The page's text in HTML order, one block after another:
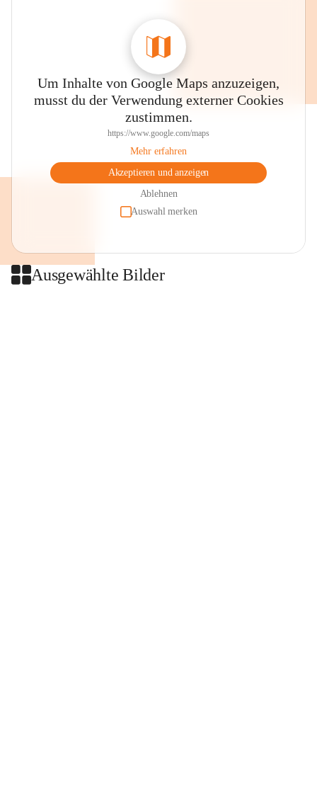
Um Inhalte von Google Maps anzuzeigen,
musst du der Verwendung externer Cookies
zustimmen.
https://www.google.com/maps
Mehr erfahren
Akzeptieren und anzeigen
Ablehnen
Auswahl merken
Ausgewählte Bilder